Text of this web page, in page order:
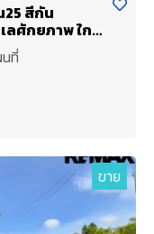
25 สีกัน
ลศักยภาพ ใกล้
ที่
ขาย